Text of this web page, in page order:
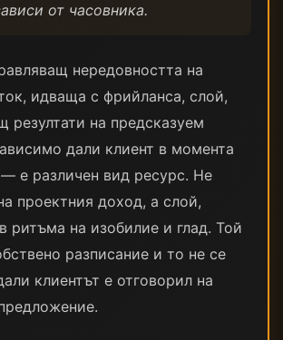
от часовника.
нередовността на
идваща с фрийланса, слой,
резултати на предсказуем
дали клиент в момента
е различен вид ресурс. Не
проектния доход, а слой,
ритъма на изобилие и глад. Той
разписание и то не се
клиентът е отговорил на